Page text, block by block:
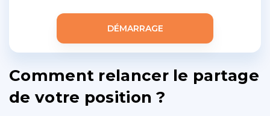
DÉMARRAGE
Comment relancer le partage
de votre position ?